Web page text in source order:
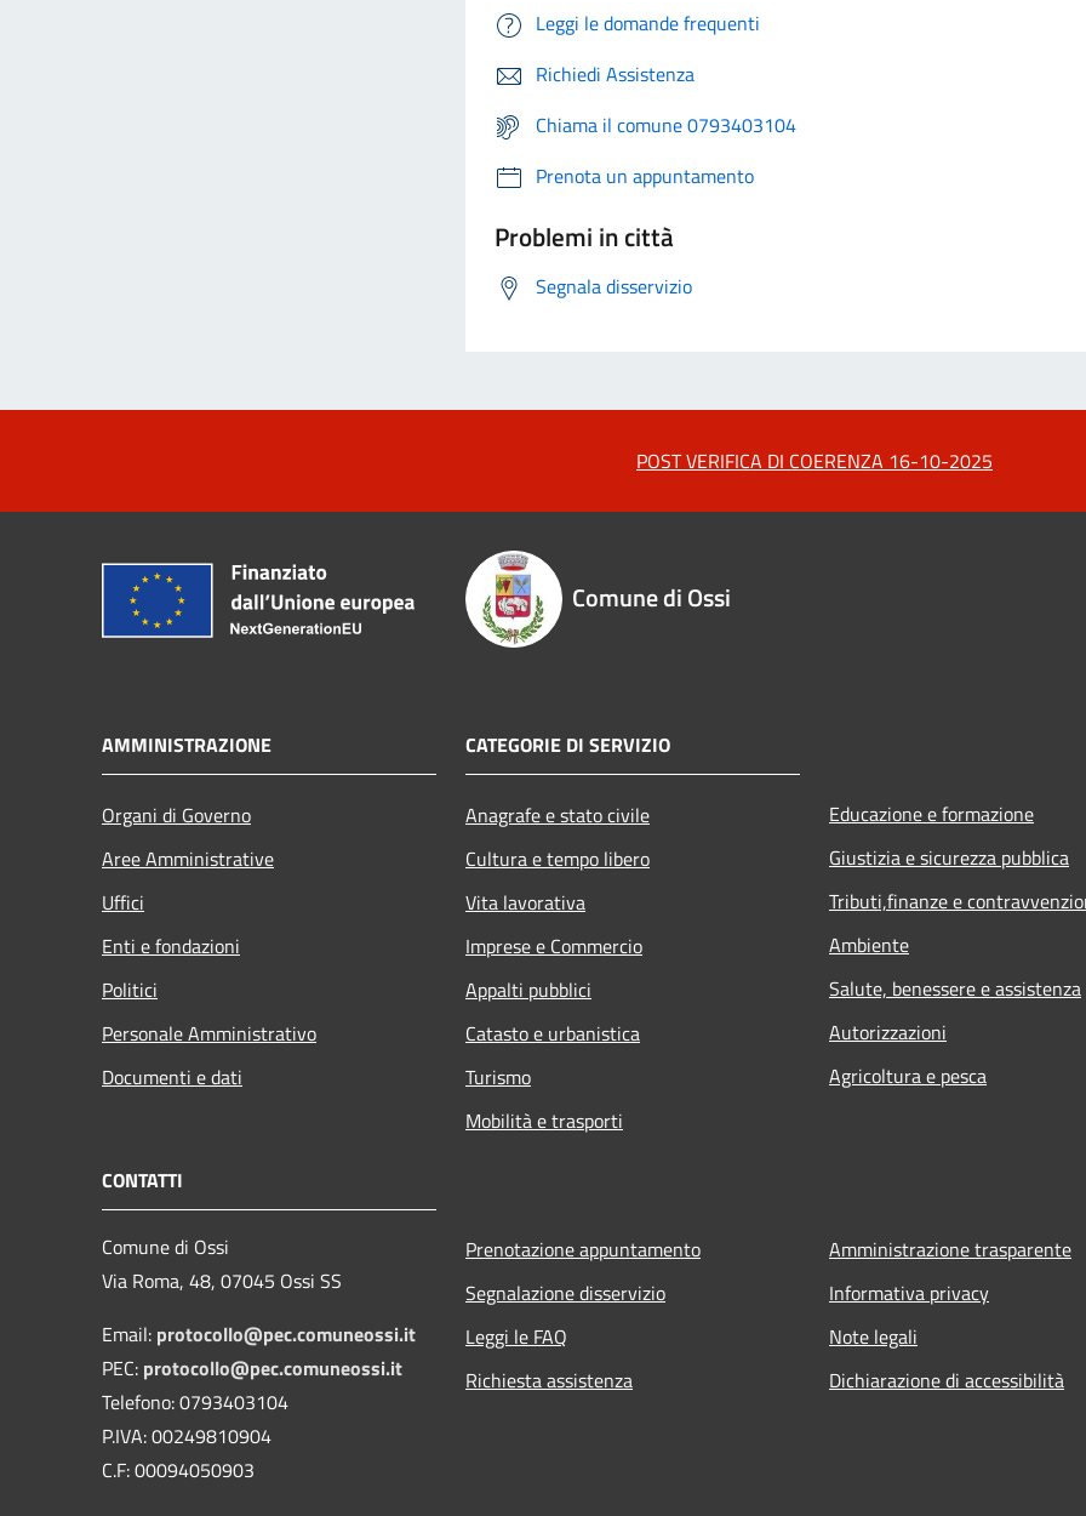
Leggi le domande frequenti
Richiedi Assistenza
Chiama il comune 0793403104
Prenota un appuntamento
Problemi in città
Segnala disservizio
POST VERIFICA DI COERENZA 16-10-2025
Comune di Ossi
AMMINISTRAZIONE
Organi di Governo
Aree Amministrative
Uffici
Enti e fondazioni
Politici
Personale Amministrativo
Documenti e dati
CATEGORIE DI SERVIZIO
Anagrafe e stato civile
Cultura e tempo libero
Vita lavorativa
Imprese e Commercio
Appalti pubblici
Catasto e urbanistica
Turismo
Mobilità e trasporti
Educazione e formazione
Giustizia e sicurezza pubblica
Tributi,finanze e
Ambiente
Salute, benessere e assistenza
Autorizzazioni
Agricoltura e pesca
CONTATTI
Comune di Ossi
Via Roma, 48, 07045 Ossi SS
Email: protocollo@pec.comuneossi.it
PEC: protocollo@pec.comuneossi.it
Telefono: 0793403104
P.IVA: 00249810904
C.F: 00094050903
Prenotazione appuntamento
Segnalazione disservizio
Leggi le FAQ
Richiesta assistenza
Amministrazione trasparente
Informativa privacy
Note legali
Dichiarazione di accessibilità